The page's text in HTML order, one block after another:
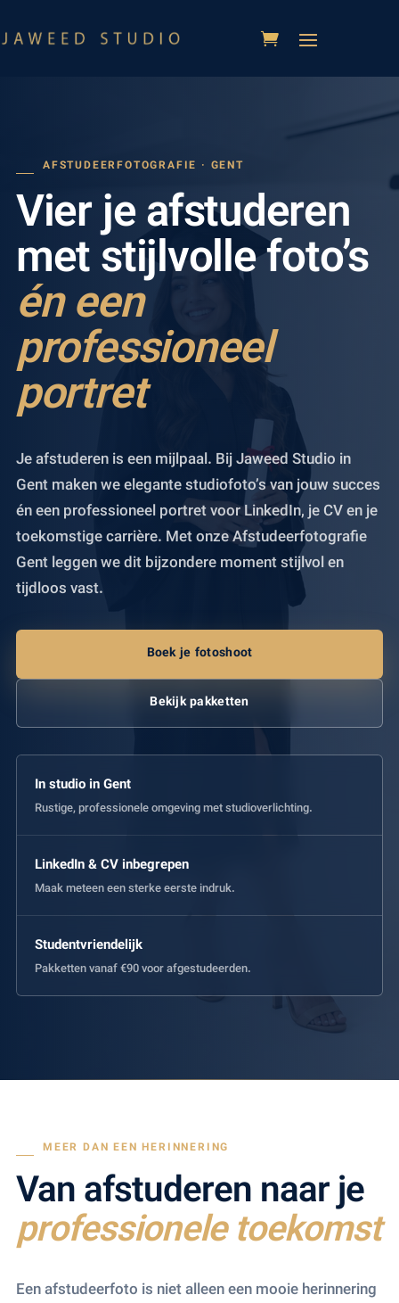
AFSTUDEERFOTOGRAFIE · GENT
Vier je afstuderen
met stijlvolle foto’s
én een
professioneel
portret
Je afstuderen is een mijlpaal. Bij Jaweed Studio in
Gent maken we elegante studiofoto’s van jouw succes
én een professioneel portret voor LinkedIn, je CV en je
toekomstige carrière. Met onze Afstudeerfotografie
Gent leggen we dit bijzondere moment stijlvol en
tijdloos vast.
Boek je fotoshoot
Bekijk pakketten
In studio in Gent
Rustige, professionele omgeving met studioverlichting.
LinkedIn & CV inbegrepen
Maak meteen een sterke eerste indruk.
Studentvriendelijk
Pakketten vanaf €90 voor afgestudeerden.
MEER DAN EEN HERINNERING
Van afstuderen naar je
professionele toekomst
Een afstudeerfoto is niet alleen een mooie herinnering